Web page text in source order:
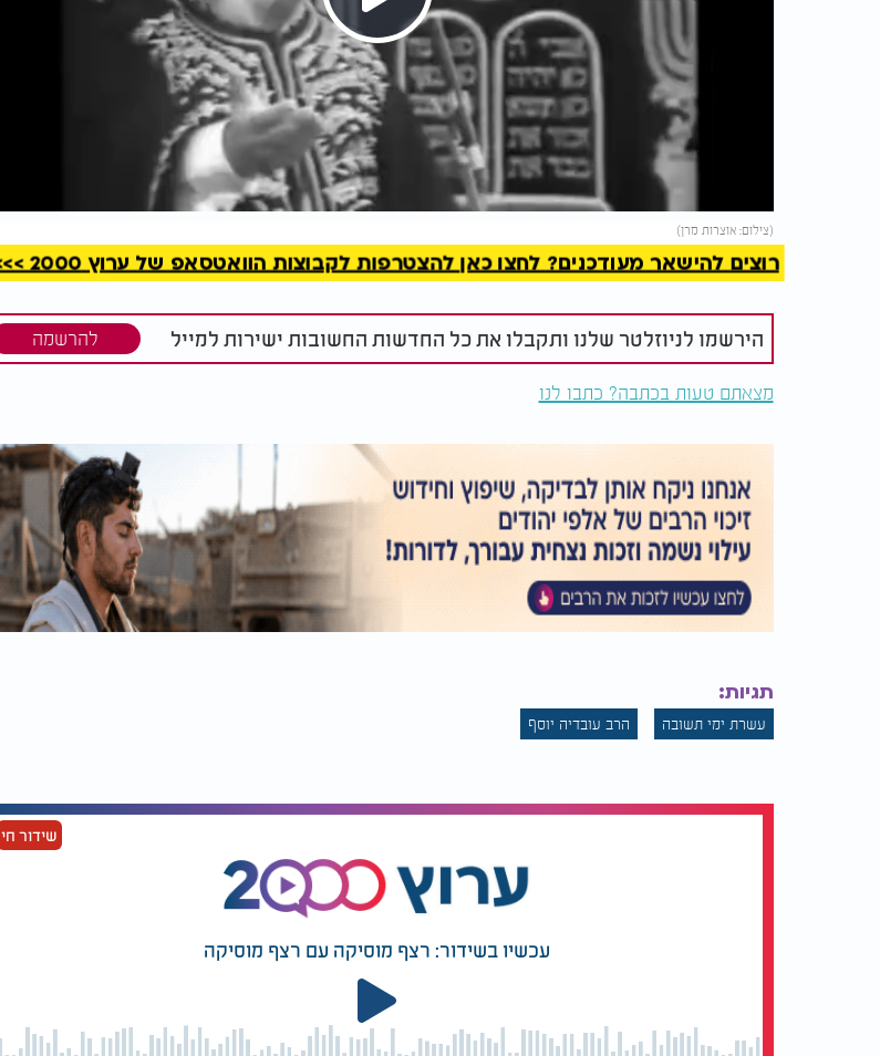
Play
Video
(צילום: אוצרות מרן)
להמשך קריאה
רוצים להישאר מעודכנים? לחצו כאן להצטרפות לקבוצות הוואטסאפ של ערוץ 2000 >>>
הירשמו לניוזלטר שלנו ותקבלו את כל החדשות החשובות ישירות למייל להרשמה
מצאתם טעות בכתבה? כתבו לנו
תגיות:
עשרת ימי תשובה הרב עובדיה יוסף
שידור חי
עכשיו בשידור: רצף מוסיקה עם רצף מוסיקה